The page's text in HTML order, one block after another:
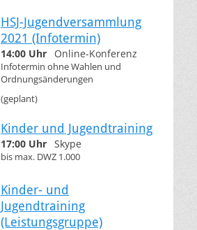
HSJ-Jugendversammlung
2021 (Infotermin)
14:00 Uhr Online-Konferenz
Infotermin ohne Wahlen und
Ordnungsänderungen
(geplant)
Kinder und Jugendtraining
17:00 Uhr Skype
bis max. DWZ 1.000
Kinder- und
Jugendtraining
(Leistungsgruppe)